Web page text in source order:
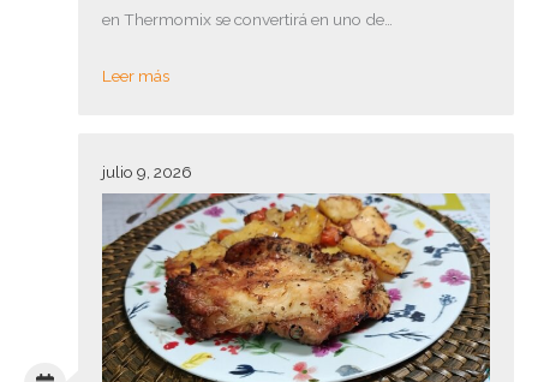
en Thermomix se convertirá en uno de…
Leer más
julio 9, 2026